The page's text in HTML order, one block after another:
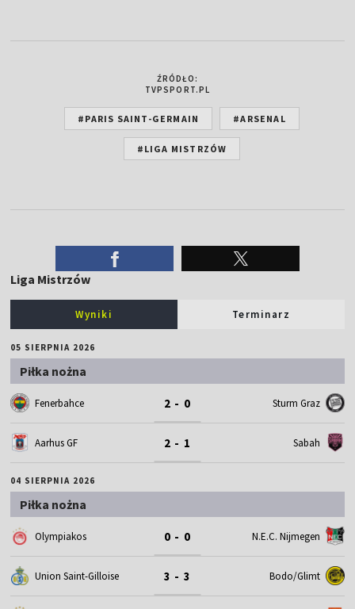
ŹRÓDŁO:
TVPSPORT.PL
#PARIS SAINT-GERMAIN #ARSENAL
#LIGA MISTRZÓW
Liga Mistrzów
Wyniki Terminarz
05 SIERPNIA 2026
Piłka nożna
Fenerbahce 2 - 0 Sturm Graz
Aarhus GF 2 - 1 Sabah
04 SIERPNIA 2026
Piłka nożna
Olympiakos 0 - 0 N.E.C. Nijmegen
Union Saint-Gilloise 3 - 3 Bodo/Glimt